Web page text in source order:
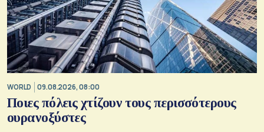
WORLD 09.08.2026, 08:00
Ποιες πόλεις χτίζουν τους περισσότερους
ουρανοξύστες